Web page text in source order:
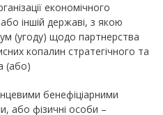
економічного
іншій державі, з якою
(угоду) щодо партнерства
копалин стратегічного та
(або)
бенефіціарними
або фізичні особи –